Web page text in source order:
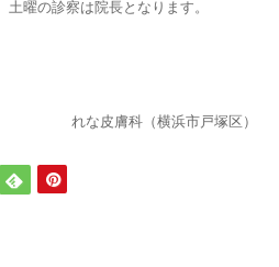
曜の診察は院長となります。
れな皮膚科（横浜市戸塚区）